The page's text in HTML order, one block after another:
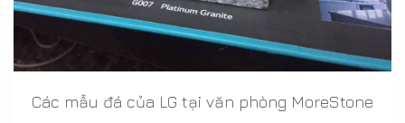
Các mẫu đá của LG tại văn phòng MoreStone